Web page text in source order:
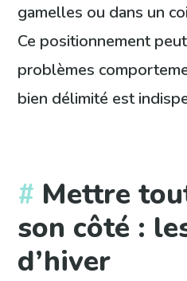
gamelles ou dans un
Ce positionnement
problèmes
bien délimité est
Mettre
son côté :
d’hiver